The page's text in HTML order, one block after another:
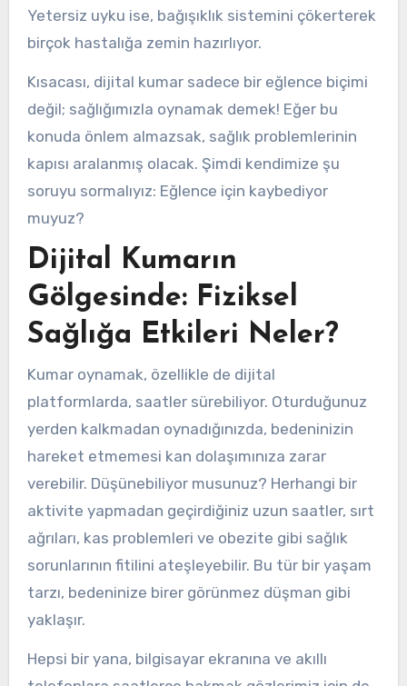
Yetersiz uyku ise, bağışıklık sistemini çökerterek
birçok hastalığa zemin hazırlıyor.
Kısacası, dijital kumar sadece bir eğlence biçimi
değil; sağlığımızla oynamak demek! Eğer bu
konuda önlem almazsak, sağlık problemlerinin
kapısı aralanmış olacak. Şimdi kendimize şu
soruyu sormalıyız: Eğlence için kaybediyor
muyuz?
Dijital Kumarın
Gölgesinde: Fiziksel
Sağlığa Etkileri Neler?
Kumar oynamak, özellikle de dijital
platformlarda, saatler sürebiliyor. Oturduğunuz
yerden kalkmadan oynadığınızda, bedeninizin
hareket etmemesi kan dolaşımınıza zarar
verebilir. Düşünebiliyor musunuz? Herhangi bir
aktivite yapmadan geçirdiğiniz uzun saatler, sırt
ağrıları, kas problemleri ve obezite gibi sağlık
sorunlarının fitilini ateşleyebilir. Bu tür bir yaşam
tarzı, bedeninize birer görünmez düşman gibi
yaklaşır.
Hepsi bir yana, bilgisayar ekranına ve akıllı